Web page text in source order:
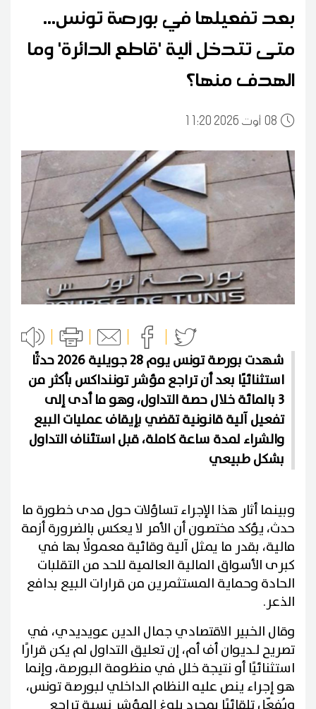
بعد تفعيلها في بورصة تونس...
متى تتدخل آلية 'قاطع الدائرة' وما
الهدف منها؟
0811:20 2026 أوت
شهدت بورصة تونس يوم 28 جويلية 2026 حدثًا
استثنائيًا بعد أن تراجع مؤشر توننداكس بأكثر من
3 بالمائة خلال حصة التداول، وهو ما أدى إلى
تفعيل آلية قانونية تقضي بإيقاف عمليات البيع
والشراء لمدة ساعة كاملة، قبل استئناف التداول
بشكل طبيعي
وبينما أثار هذا الإجراء تساؤلات حول مدى خطورة ما
حدث، يؤكد مختصون أن الأمر لا يعكس بالضرورة أزمة
مالية، بقدر ما يمثل آلية وقائية معمولًا بها في
كبرى الأسواق المالية العالمية للحد من التقلبات
الحادة وحماية المستثمرين من قرارات البيع بدافع
الذعر.
وقال الخبير الاقتصادي جمال الدين عويديدي، في
تصريح لـديوان أف أم، إن تعليق التداول لم يكن قرارًا
استثنائيًا أو نتيجة خلل في منظومة البورصة، وإنما
هو إجراء ينص عليه النظام الداخلي لبورصة تونس،